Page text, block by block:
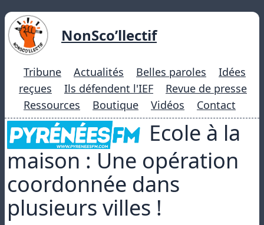
NonSco’llectif
Tribune Actualités Belles paroles
Idées
reçues
Ils défendent l'IEF
Revue de presse
Ressources
Boutique Vidéos Contact
Ecole à la
maison : Une opération
coordonnée dans
plusieurs villes !